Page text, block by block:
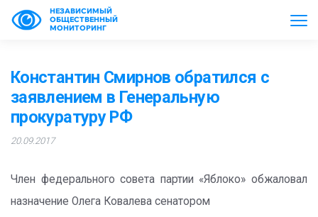
НЕЗАВИСИМЫЙ
ОБЩЕСТВЕННЫЙ
МОНИТОРИНГ
Константин Смирнов обратился с
заявлением в Генеральную
прокуратуру РФ
20.09.2017
Член федерального совета партии «Яблоко» обжаловал
назначение Олега Ковалева сенатором